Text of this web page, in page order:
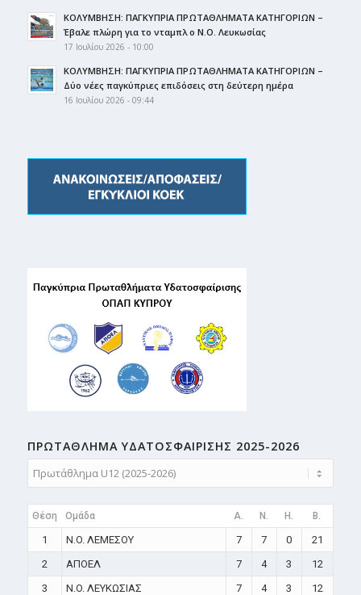
ΚΟΛΥΜΒΗΣΗ: ΠΑΓΚΥΠΡΙΑ ΠΡΩΤΑΘΛΗΜΑΤΑ ΚΑΤΗΓΟΡΙΩΝ –
Έβαλε πλώρη για το νταμπλ ο Ν.Ο. Λευκωσίας
17 Ιουλίου 2026 - 10:00
ΚΟΛΥΜΒΗΣΗ: ΠΑΓΚΥΠΡΙΑ ΠΡΩΤΑΘΛΗΜΑΤΑ ΚΑΤΗΓΟΡΙΩΝ –
Δύο νέες παγκύπριες επιδόσεις στη δεύτερη ημέρα
16 Ιουλίου 2026 - 09:44
ΠΡΩΤΑΘΛΗMA ΥΔΑΤΟΣΦΑΙΡΙΣΗΣ 2025-2026
Θέση Ομάδα A. N. H. B.
1 N.O. ΛΕΜΕΣΟΥ 7 7 0
21
2
ΑΠΟΕΛ 7 4 3
12
3
N.O. ΛΕΥΚΩΣΙΑΣ 7 4 3
12